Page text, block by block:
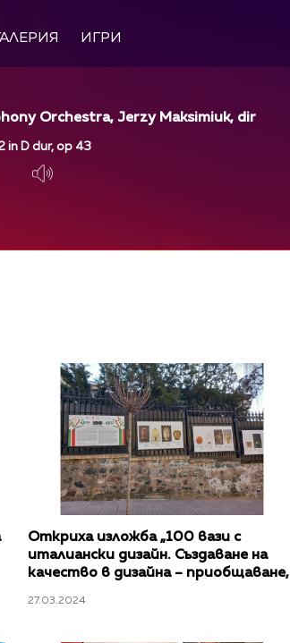
ИГРИ
Orchestra, Jerzy Maksimiuk, dir
in D dur, op 43
Откриха изложба „100 вази с
италиански дизайн. Създаване на
качество в дизайна – приобщаване,
27.03.2024